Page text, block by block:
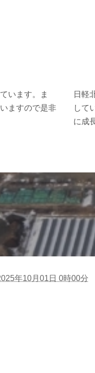
います。ま
ますので是非
日軽
して
に成
年10月01日 0時00分